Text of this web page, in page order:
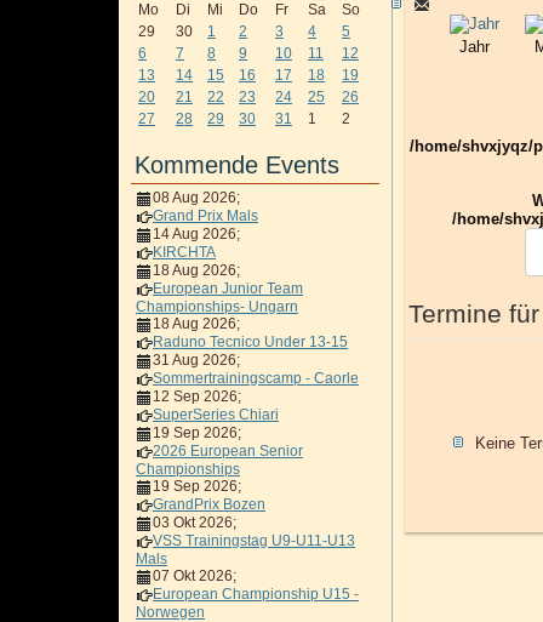
Mo
Di Mi Do Fr Sa
So
29
30 1 2 3 4
5
6
7 8 9 10 11
12
13
14 15 16 17 18
19
20
21 22 23 24 25
26
27
28 29 30 31 1 2
Kommende Events
08 Aug 2026;
Grand Prix Mals
14 Aug 2026;
KIRCHTA
18 Aug 2026;
European Junior Team
Championships- Ungarn
18 Aug 2026;
Raduno Tecnico Under 13-15
31 Aug 2026;
Sommertrainingscamp - Caorle
12 Sep 2026;
SuperSeries Chiari
19 Sep 2026;
2026 European Senior
Championships
19 Sep 2026;
GrandPrix Bozen
03 Okt 2026;
VSS Trainingstag U9-U11-U13
Mals
07 Okt 2026;
European Championship U15 -
Norwegen
Jahr
/home/shvxjyqz/
/home/
Termine für
Keine